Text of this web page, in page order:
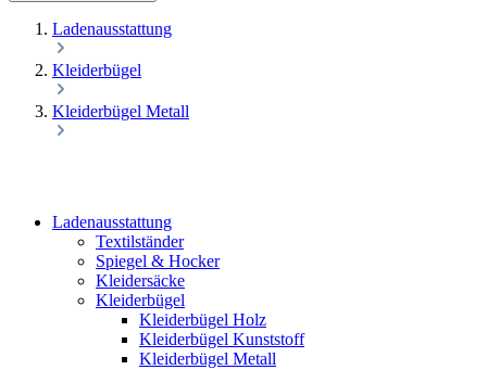
Laden­ausstattung
Kleiderbügel
Kleiderbügel Metall
Laden­ausstattung
Textilständer
Spiegel & Hocker
Kleidersäcke
Kleiderbügel
Kleiderbügel Holz
Kleiderbügel Kunststoff
Kleiderbügel Metall